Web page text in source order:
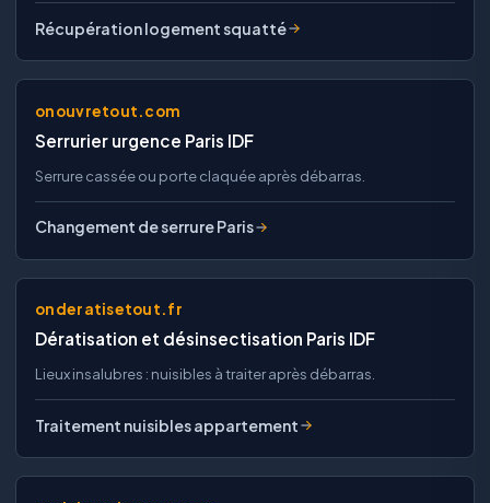
Récupération logement squatté
onouvretout.com
Serrurier urgence Paris IDF
Serrure cassée ou porte claquée après débarras.
Changement de serrure Paris
onderatisetout.fr
Dératisation et désinsectisation Paris IDF
Lieux insalubres : nuisibles à traiter après débarras.
Traitement nuisibles appartement